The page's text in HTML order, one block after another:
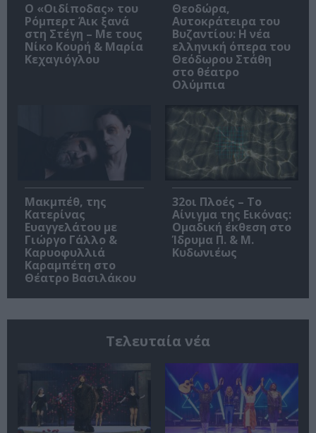
O «Οιδίποδας» του
Ρόμπερτ Άικ ξανά
στη Στέγη – Με τους
Νίκο Κουρή & Μαρία
Κεχαγιόγλου
Θεοδώρα,
Αυτοκράτειρα του
Βυζαντίου: Η νέα
ελληνική όπερα του
Θεόδωρου Στάθη
στο θέατρο
Ολύμπια
Μακμπέθ, της
Κατερίνας
Ευαγγελάτου με
Γιώργο Γάλλο &
Καρυοφυλλιά
Καραμπέτη στο
Θέατρο Βασιλάκου
32οι Πλοές – Το
Αίνιγμα της Εικόνας:
Ομαδική έκθεση στο
Ίδρυμα Π. & Μ.
Κυδωνιέως
Τελευταία νέα